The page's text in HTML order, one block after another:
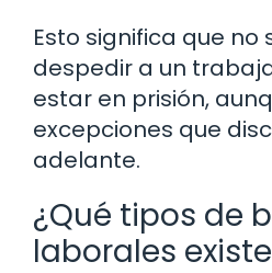
Esto significa que no
despedir a un
estar en prisión,
excepciones que
adelante.
¿Qué tipos de
laborales